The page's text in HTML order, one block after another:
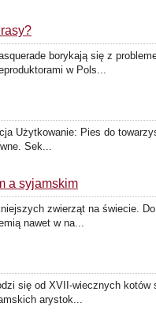
borykają się z
w Pols...
Użytkowanie: Pies do
Sek...
a syjamskim
zwierząt na świecie.
nawet w na...
się od XVII-wiecznych
arystok...